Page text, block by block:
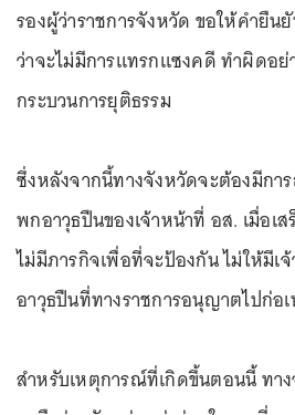
รองผู้ว่าราชการจังหวัด ขอให้คำยื
ว่าจะไม่มีการแทรกแซงคดี ทำผิดอย่
กระบวนการยุติธรรม
ซึ่งหลังจากนี้ทางจังหวัดจะต้องมีกา
พกอาวุธปืนของเจ้าหน้าที่ อส. เมื่อเ
ไม่มีภารกิจเพื่อที่จะป้องกัน ไม่ให้มีเ
อาวุธปืนที่ทางราชการอนุญาตไปก่อ
สำหรับเหตุการณ์ที่เกิดขึ้นตอนนี้ ทา